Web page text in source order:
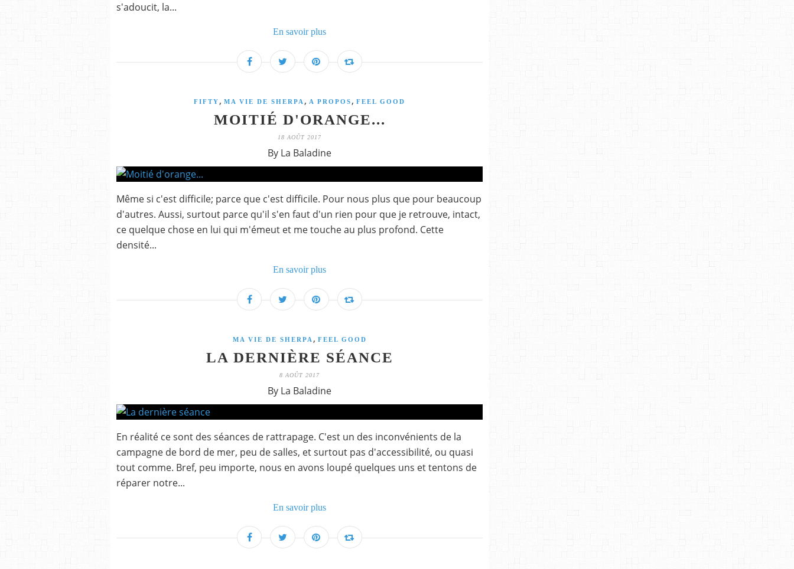
s'adoucit, la...
En savoir plus
FIFTY , MA VIE DE SHERPA , A PROPOS , FEEL GOOD
MOITIÉ D'ORANGE...
18 AOÛT 2017
By La Baladine
Même si c'est difficile; parce que c'est difficile. Pour nous plus que pour beaucoup
d'autres. Aussi, surtout parce qu'il s'en faut d'un rien pour que je retrouve, intact,
ce quelque chose en lui qui m'émeut et me touche au plus profond. Cette
densité...
En savoir plus
MA VIE DE SHERPA , FEEL GOOD
LA DERNIÈRE SÉANCE
8 AOÛT 2017
By La Baladine
En réalité ce sont des séances de rattrapage. C'est un des inconvénients de la
campagne de bord de mer, peu de salles, et surtout pas d'accessibilité, ou quasi
tout comme. Bref, peu importe, nous en avons loupé quelques uns et tentons de
réparer notre...
En savoir plus